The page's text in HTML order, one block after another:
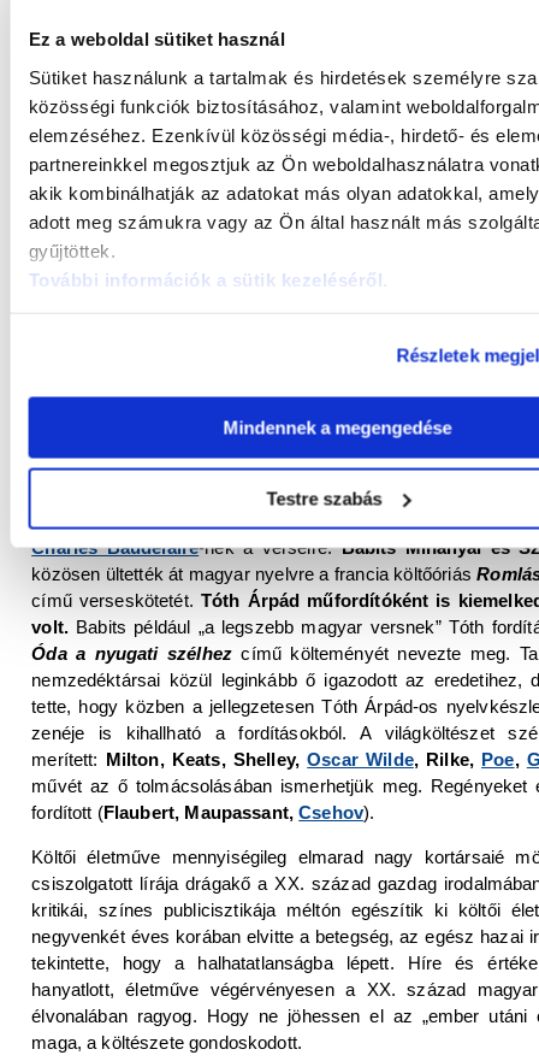
Ez a weboldal sütiket használ
Sütiket használunk a tartalmak és hirdetések személyre
közösségi funkciók biztosításához, valamint
elemzéséhez. Ezenkívül közösségi média-, hirdető- és
partnereinkkel megosztjuk az Ön weboldalhasználatra
akik kombinálhatják az adatokat más olyan adatokkal,
adott meg számukra vagy az Ön által használt más
gyűjtöttek.
További információk a sütik kezeléséről
Részletek
Mindennek a megengedése
Testre szabás
a természet és az ember végképp megromlott
csend” hozhatja el. A természet tehát diadalmaskodik, de
emberiség halála.
Mély pesszimizmusa ellenére néha mégis a
hőfokán szólalt meg. Például a játékosan kedves
Rímes furcsa játék
, amely bőkezűen ontja a tiszta rímeket,
Az öröm mellett azonban itt is hangot kap a melankólia, a
szerelem az, amely ódai húrokat képes megpendíteni a
Legszebb, legforróbb hangú vallomása az
(1923) című
napszakváltás ősi metaforáját használva szól a hétköznapi
és csodájáról, amelyet csak a mindennapok robotja képes
A józan robot vakká teszi az embert, csak rajtunk múlik, hogy
Mivel költészetének fő témája a romlás, a magány és a testi
véletlen, hogy könnyen ráakadt a klasszikus modern költészet
Charles Baudelaire-nek a verseire.Babits Mihállyal és
közösen ültették át magyar nyelvre a francia költőóriás
című verseskötetét. Tóth Árpád műfordítóként is
volt. Babits például „a legszebb magyar versnek” Tóth
Óda a nyugati szélhez című költeményét nevezte meg.
nemzedéktársai közül leginkább ő igazodott az eredetihez,
tette, hogy közben a jellegzetesen Tóth Árpád-os
zenéje is kihallható a fordításokból. A világköltészet
merített: Milton, Keats, Shelley,Oscar Wilde, Rilke, Poe,
művét az ő tolmácsolásában ismerhetjük meg. Regényeket
fordított (Flaubert, Maupassant,Csehov).
Költői életműve mennyiségileg elmarad nagy kortársaié
csiszolgatott lírája drágakő a XX. század gazdag
kritikái, színes publicisztikája méltón egészítik ki költői
negyvenkét éves korában elvitte a betegség, az egész hazai
tekintette, hogy a halhatatlanságba lépett. Híre és
hanyatlott, életműve végérvényesen a XX. század
élvonalában ragyog. Hogy ne jöhessen el az „ember utáni
maga, a költészete gondoskodott.